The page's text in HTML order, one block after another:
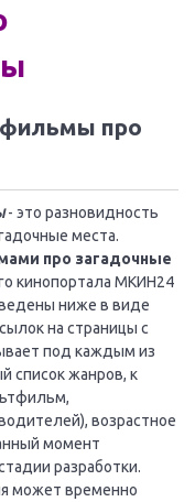
про
- это разновидность
места.
про загадочные
кинопортала МКИН24
ниже в виде
на страницы с
под каждым из
список жанров, к
возрастное
момент
разработки.
может временно